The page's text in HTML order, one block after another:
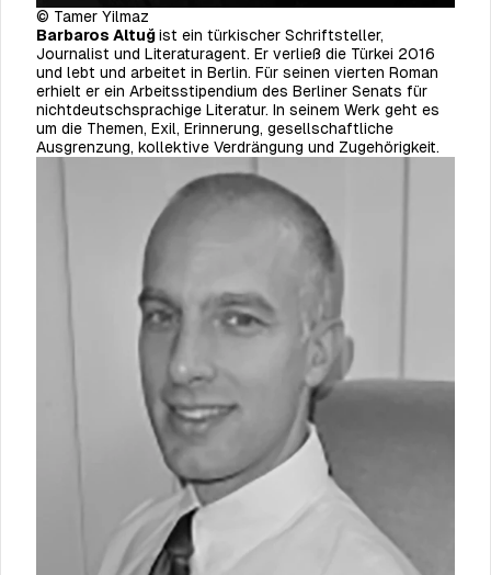
© Tamer Yilmaz
Barbaros Altuğist ein türkischer Schriftsteller,
Journalist und Literaturagent. Er verließ die Türkei 2016
und lebt und arbeitet in Berlin. Für seinen vierten Roman
erhielt er ein Arbeitsstipendium des Berliner Senats für
nichtdeutschsprachige Literatur. In seinem Werk geht es
um die Themen, Exil, Erinnerung, gesellschaftliche
Ausgrenzung, kollektive Verdrängung und Zugehörigkeit.